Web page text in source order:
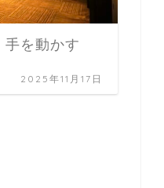
手を動かす
2025年11月17日